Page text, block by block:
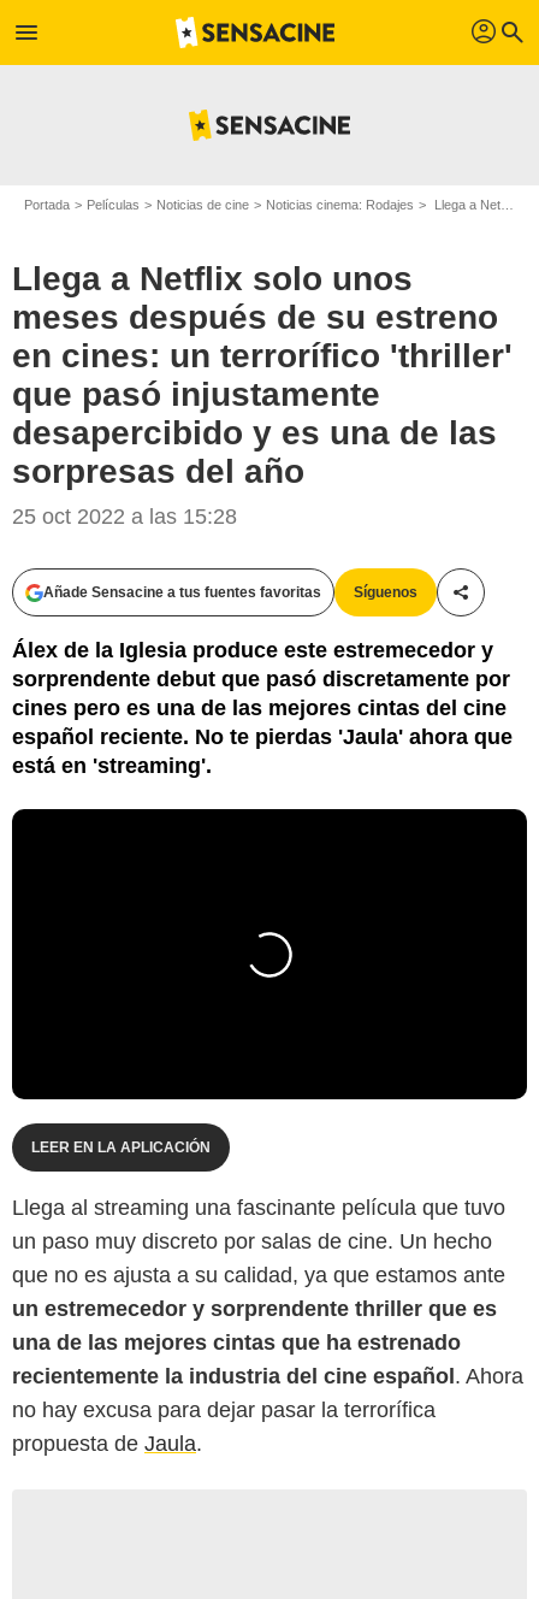
menu profil search
Portada Películas Noticias de cine Noticias cinema: Rodajes Llega a Netflix solo unos meses después de su estreno en cines: un terrorífico 'thriller' que pasó injustamente desapercibido y es una de las sorpresas del año
Llega a Netflix solo unos
meses después de su estreno
en cines: un terrorífico 'thriller'
que pasó injustamente
desapercibido y es una de las
sorpresas del año
25 oct 2022 a las 15:28
Añade Sensacine a tus fuentes favoritas Síguenos
Álex de la Iglesia produce este estremecedor y
sorprendente debut que pasó discretamente por
cines pero es una de las mejores cintas del cine
español reciente. No te pierdas 'Jaula' ahora que
está en 'streaming'.
LEER EN LA APLICACIÓN
Llega al streaming una fascinante película que tuvo
un paso muy discreto por salas de cine. Un hecho
que no es ajusta a su calidad, ya que estamos ante
un estremecedor y sorprendente thriller que es
una de las mejores cintas que ha estrenado
recientemente la industria del cine español. Ahora
no hay excusa para dejar pasar la terrorífica
propuesta de Jaula.